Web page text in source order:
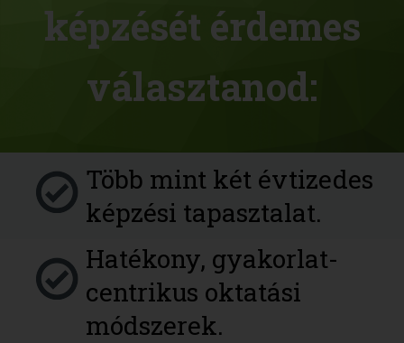
képzését érdemes
választanod:
Több mint két évtizedes
képzési tapasztalat.
Hatékony, gyakorlat-
centrikus oktatási
módszerek.